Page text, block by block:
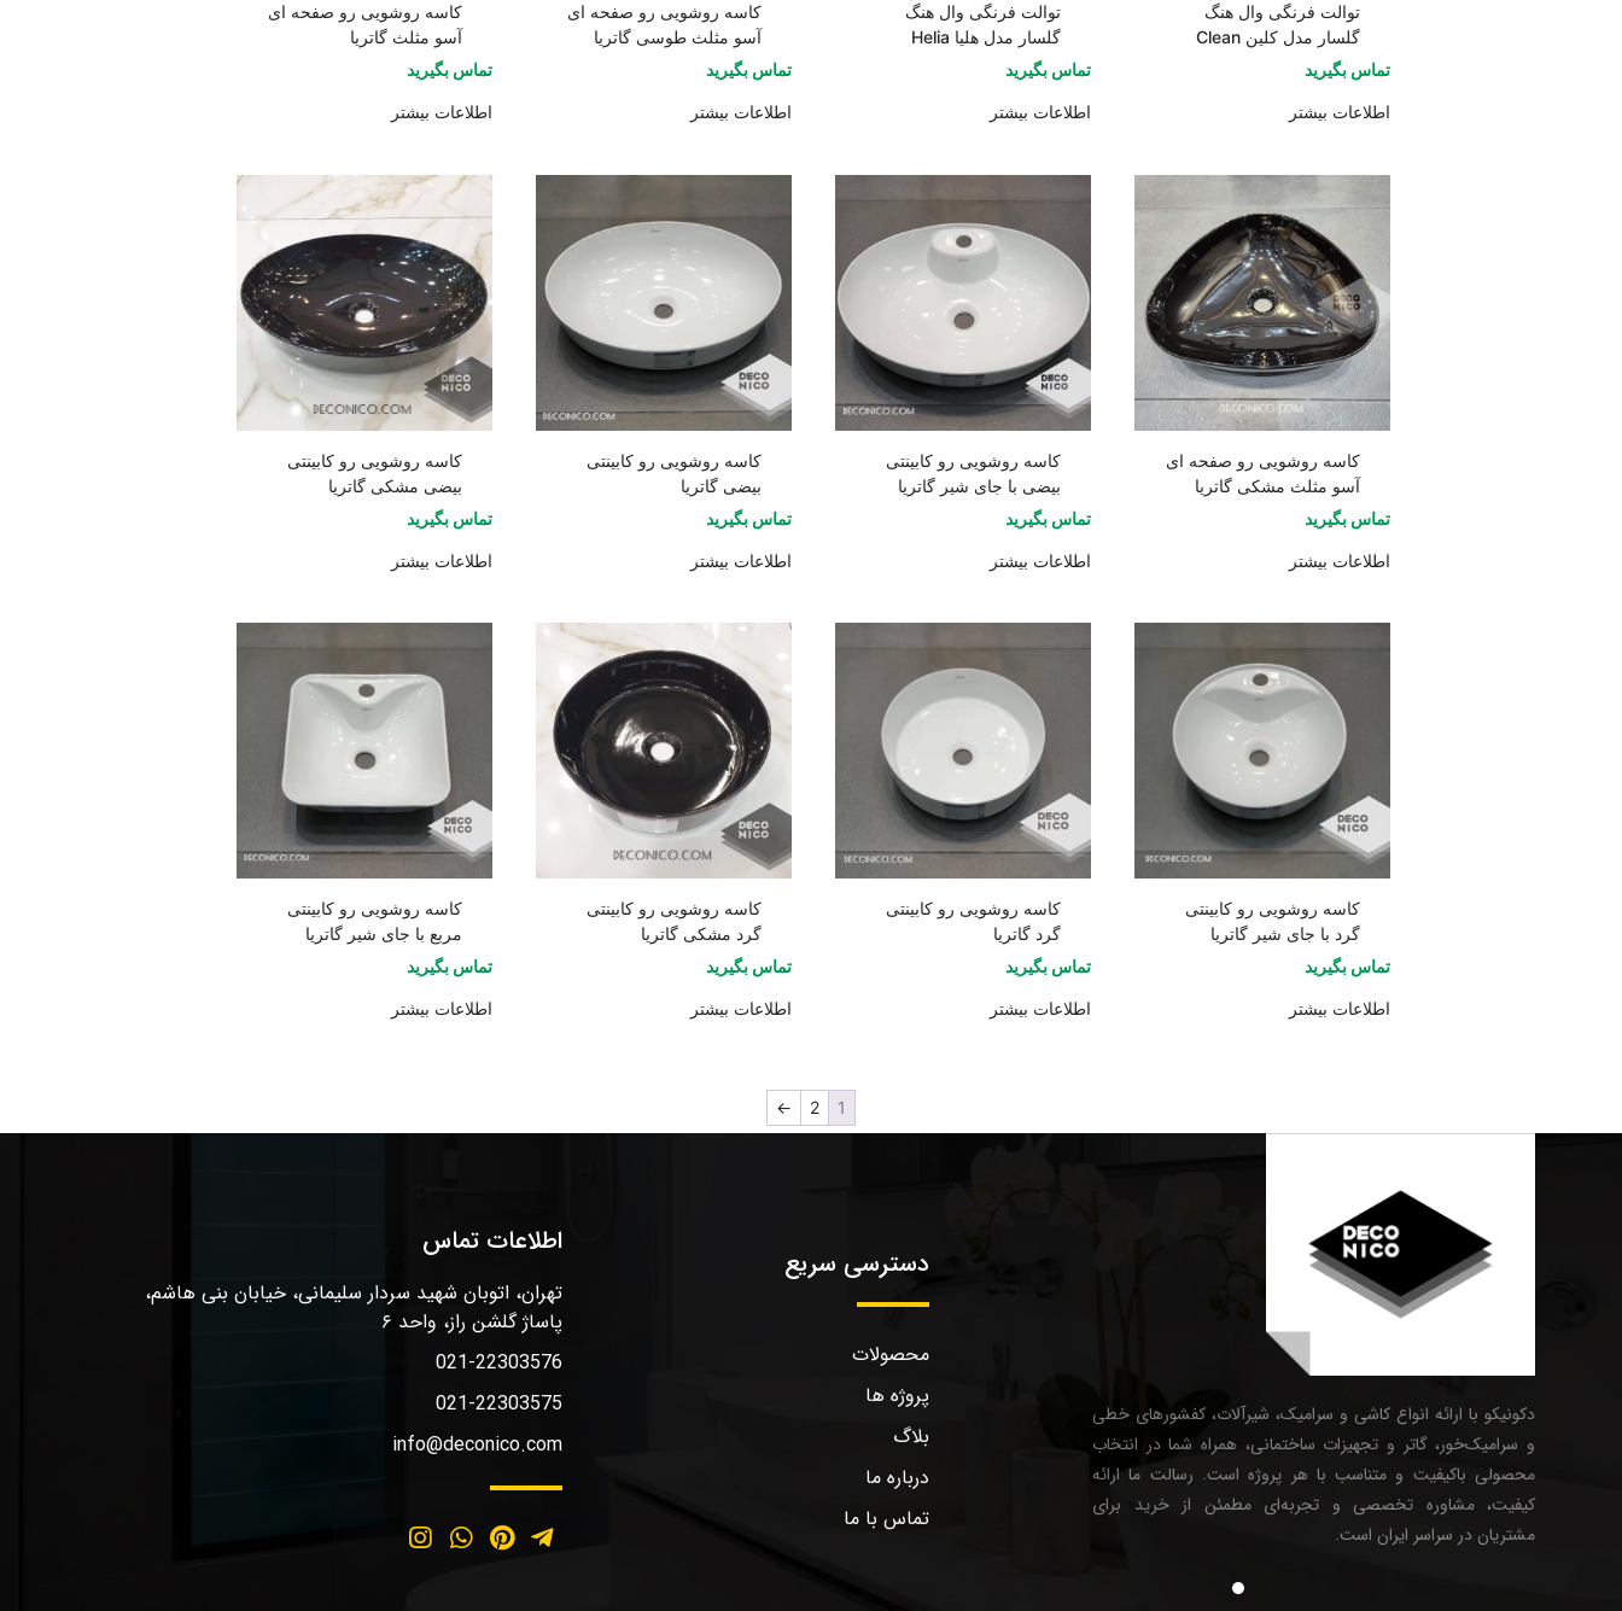
توالت فرنگی وال هنگ
گلسار مدل کلین Clean
تماس بگیرید
اطلاعات بیشتر
توالت فرنگی وال هنگ
گلسار مدل هلیا Helia
تماس بگیرید
اطلاعات بیشتر
کاسه روشویی رو صفحه ای
آسو مثلث طوسی گاتریا
تماس بگیرید
اطلاعات بیشتر
کاسه روشویی رو صفحه ای
آسو مثلث گاتریا
تماس بگیرید
اطلاعات بیشتر
کاسه روشویی رو صفحه ای
آسو مثلث مشکی گاتریا
تماس بگیرید
اطلاعات بیشتر
کاسه روشویی رو کابینتی
بیضی با جای شیر گاتریا
تماس بگیرید
اطلاعات بیشتر
کاسه روشویی رو کابینتی
بیضی گاتریا
تماس بگیرید
اطلاعات بیشتر
کاسه روشویی رو کابینتی
بیضی مشکی گاتریا
تماس بگیرید
اطلاعات بیشتر
کاسه روشویی رو کابینتی
گرد با جای شیر گاتریا
تماس بگیرید
اطلاعات بیشتر
کاسه روشویی رو کابینتی
گرد گاتریا
تماس بگیرید
اطلاعات بیشتر
کاسه روشویی رو کابینتی
گرد مشکی گاتریا
تماس بگیرید
اطلاعات بیشتر
کاسه روشویی رو کابینتی
مربع با جای شیر گاتریا
تماس بگیرید
اطلاعات بیشتر
1
2
←
دکونیکو با ارائه انواع کاشی و سرامیک، شیرآلات، کفشورهای خطی
و سرامیک‌خور، گاتر و تجهیزات ساختمانی، همراه شما در انتخاب
محصولی باکیفیت و متناسب با هر پروژه است. رسالت ما ارائه
کیفیت، مشاوره تخصصی و تجربه‌ای مطمئن از خرید برای
مشتریان در سراسر ایران است.
دسترسی سریع
محصولات
پروژه ها
بلاگ
درباره ما
تماس با ما
اطلاعات تماس
تهران، اتوبان شهید سردار سلیمانی، خیابان بنی هاشم،
پاساژ گلشن راز، واحد ۶
021-22303576
021-22303575
info@deconico.com